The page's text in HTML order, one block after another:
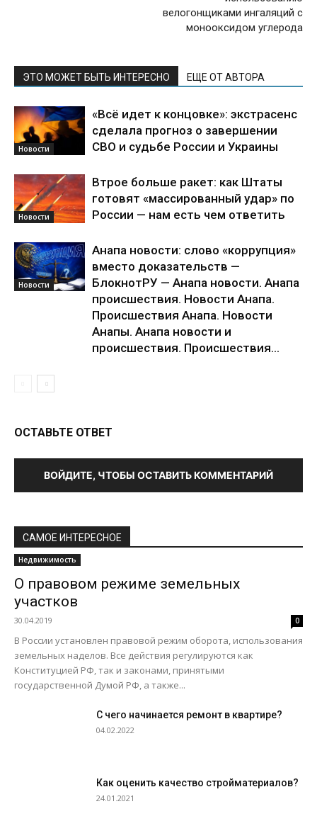
велогонщиками ингаляций с
монооксидом углерода
ЭТО МОЖЕТ БЫТЬ ИНТЕРЕСНО ЕЩЕ ОТ АВТОРА
Новости
«Всё идет к концовке»: экстрасенс
сделала прогноз о завершении
СВО и судьбе России и Украины
Новости
Втрое больше ракет: как Штаты
готовят «массированный удар» по
России — нам есть чем ответить
Новости
Анапа новости: слово «коррупция»
вместо доказательств —
БлокнотРУ — Анапа новости. Анапа
происшествия. Новости Анапа.
Происшествия Анапа. Новости
Анапы. Анапа новости и
происшествия. Происшествия...
ОСТАВЬТЕ ОТВЕТ
ВОЙДИТЕ, ЧТОБЫ ОСТАВИТЬ КОММЕНТАРИЙ
САМОЕ ИНТЕРЕСНОЕ
Недвижимость
О правовом режиме земельных
участков
30.04.2019 0
В России установлен правовой режим оборота, использования
земельных наделов. Все действия регулируются как
Конституцией РФ, так и законами, принятыми
государственной Думой РФ, а также...
С чего начинается ремонт в квартире?
04.02.2022
Как оценить качество стройматериалов?
24.01.2021